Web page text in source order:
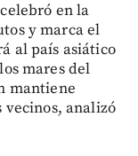
en la
y marca el
al país asiático
mares del
mantiene
vecinos, analizó